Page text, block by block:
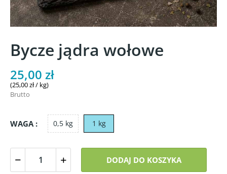
Bycze jądra wołowe
25,00 zł
(25,00 zł / kg)
Brutto
WAGA : 0,5 kg 1 kg
DODAJ DO KOSZYKA